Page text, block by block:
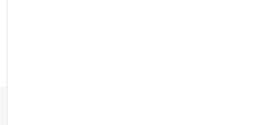
регулировкой